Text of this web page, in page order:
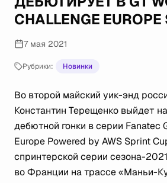
CHALLENGE EUROPE
7 мая 2021
Рубрики: Новинки
Во второй майский уик-энд
Константин Терещенко выйдет
дебютной гонки в серии Fanatec
Europe Powered by AWS Sprint
спринтерской серии сезона-
во Франции на трассе «Маньи-